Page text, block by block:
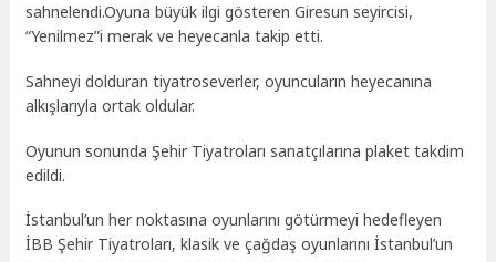
sahnelendi.Oyuna büyük ilgi gösteren Giresun seyircisi,
“Yenilmez”i merak ve heyecanla takip etti.
Sahneyi dolduran tiyatroseverler, oyuncuların heyecanına
alkışlarıyla ortak oldular.
Oyunun sonunda Şehir Tiyatroları sanatçılarına plaket takdim
edildi.
İstanbul’un her noktasına oyunlarını götürmeyi hedefleyen
İBB Şehir Tiyatroları, klasik ve çağdaş oyunlarını İstanbul’un